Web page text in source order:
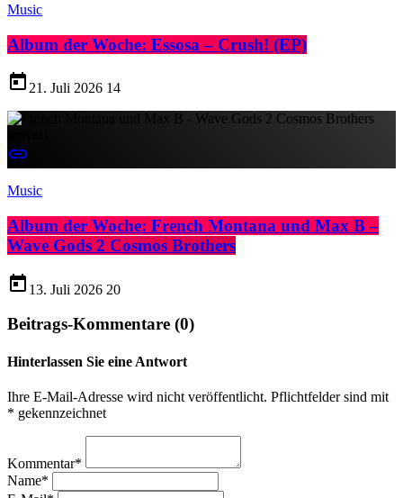
Music
Album der Woche: Essosa – Crush! (EP)
today 21. Juli 2026 14
insert_link
Music
Album der Woche: French Montana und Max B –
Wave Gods 2 Cosmos Brothers
today 13. Juli 2026 20
Beitrags-Kommentare (0)
Hinterlassen Sie eine Antwort
Ihre E-Mail-Adresse wird nicht veröffentlicht. Pflichtfelder sind mit
* gekennzeichnet
Kommentar*
Name*